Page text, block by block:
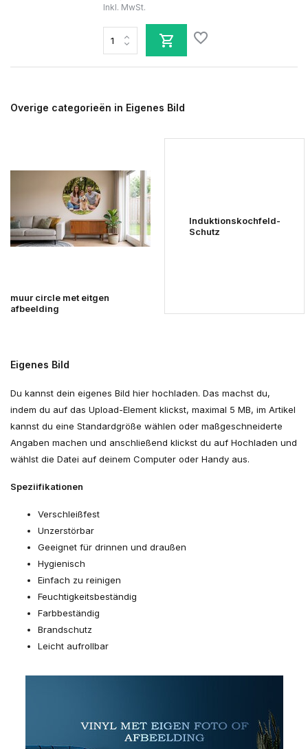
Inkl. MwSt.
Overige categorieën in Eigenes Bild
muur circle met eitgen
afbeelding
Induktionskochfeld-
Schutz
Eigenes Bild
Du kannst dein eigenes Bild hier hochladen. Das machst du,
indem du auf das Upload-Element klickst, maximal 5 MB, im Artikel
kannst du eine Standardgröße wählen oder maßgeschneiderte
Angaben machen und anschließend klickst du auf Hochladen und
wählst die Datei auf deinem Computer oder Handy aus.
Speziifikationen
Verschleißfest
Unzerstörbar
Geeignet für drinnen und draußen
Hygienisch
Einfach zu reinigen
Feuchtigkeitsbeständig
Farbbeständig
Brandschutz
Leicht aufrollbar